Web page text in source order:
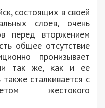
состоящих в своей
слоев, очень
перед вторжением
общее отсутствие
пронизывает
так же, как и ее
сталкивается с
жестокого